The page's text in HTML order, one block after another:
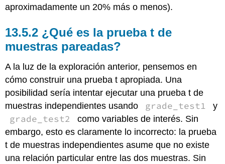
aproximadamente un 20% más o menos).
¿Qué es la prueba t de
muestras pareadas?
A la luz de la exploración anterior, pensemos en
cómo construir una prueba t apropiada. Una
posibilidad sería intentar ejecutar una prueba t de
muestras independientes usando
grade_test1 y
grade_test2
como variables de interés. Sin
embargo, esto es claramente lo incorrecto: la prueba
t de muestras independientes asume que no existe
una relación particular entre las dos muestras. Sin